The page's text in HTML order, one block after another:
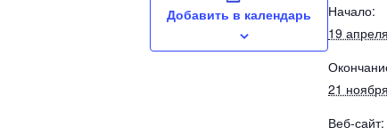
Добавить в календарь
Начало:
19
21
Веб-сайт: